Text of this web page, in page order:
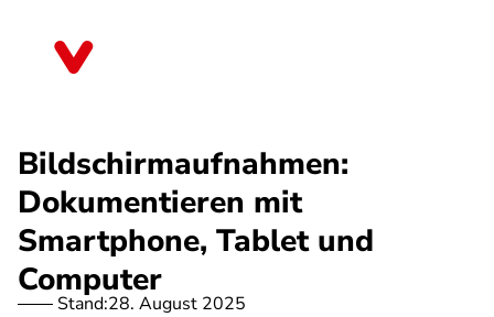
Bildschirmaufnahmen:
Dokumentieren mit
Smartphone, Tablet und
Computer
Stand:28. August 2025